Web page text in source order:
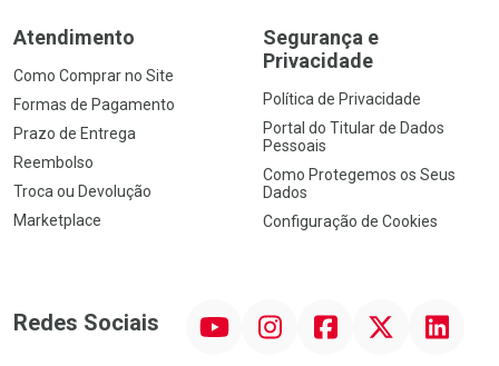
Atendimento
Como Comprar no Site
Formas de Pagamento
Prazo de Entrega
Reembolso
Troca ou Devolução
Marketplace
Segurança e
Privacidade
Política de Privacidade
Portal do Titular de Dados
Pessoais
Como Protegemos os Seus
Dados
Configuração de Cookies
Redes Sociais InstagramFacebookTwitter Linkedin